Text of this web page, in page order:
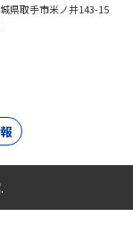
県取手市米ノ井143-15